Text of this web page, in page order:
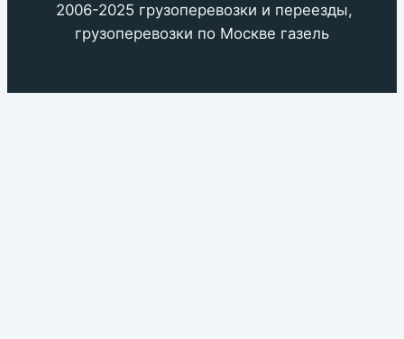
2006-2025 грузоперевозки и переезды,
грузоперевозки по Москве газель